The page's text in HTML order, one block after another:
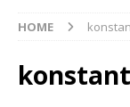
HOME